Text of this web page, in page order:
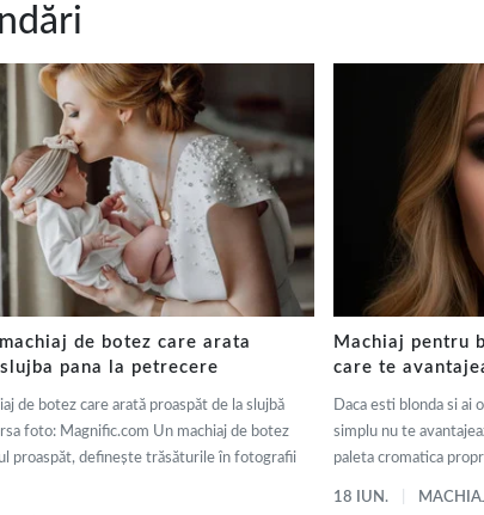
de botez care arata
pana la petrecere
de botez care arată proaspăt de la slujbă
foto: Magnific.com Un machiaj de botez
proaspăt, definește trăsăturile în fotografii
Machiaj pentru
care te
Daca esti blonda si ai
simplu nu te
paleta cromatica
18 IUN.